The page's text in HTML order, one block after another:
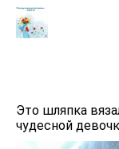
Это шляпка
чудесной